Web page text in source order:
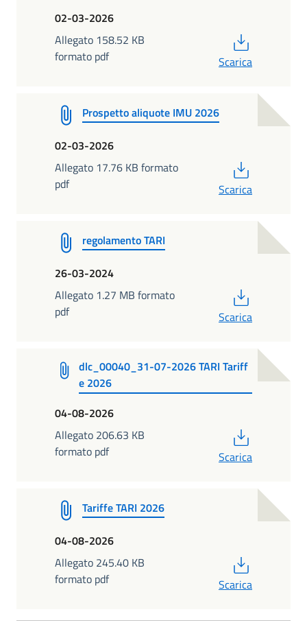
02-03-2026
Allegato 158.52 KB
formato pdf
Scarica
Prospetto aliquote IMU 2026
02-03-2026
Allegato 17.76 KB formato
pdf
Scarica
regolamento TARI
26-03-2024
Allegato 1.27 MB formato
pdf
Scarica
dlc_00040_31-07-2026 TARI Tariff
e 2026
04-08-2026
Allegato 206.63 KB
formato pdf
Scarica
Tariffe TARI 2026
04-08-2026
Allegato 245.40 KB
formato pdf
Scarica